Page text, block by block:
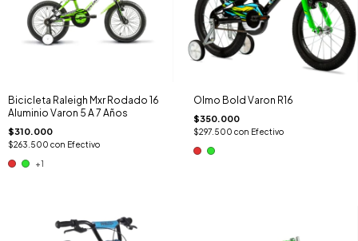
Bicicleta Raleigh Mxr Rodado 16
Aluminio Varon 5 A 7 Años
$310.000
$263.500 con Efectivo
+1
Olmo Bold Varon R16
$350.000
$297.500 con Efectivo